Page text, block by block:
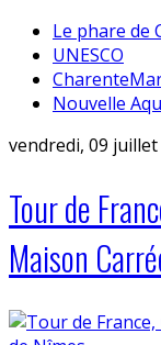
Le phare de
UNESCO
Nouvelle
vendredi, 09 juillet
Tour de
Maison